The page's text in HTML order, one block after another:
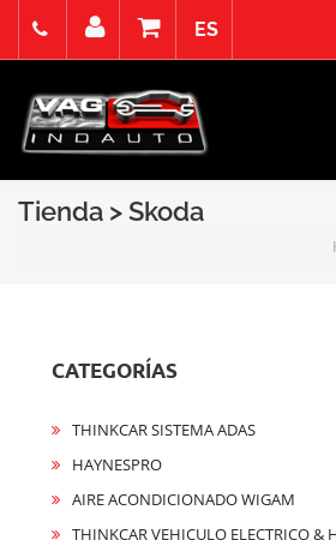
ES
Select Language▼ Viernes 7 Agosto
Acceso Registro
Tienda > Skoda
CATEGORÍAS
THINKCAR SISTEMA ADAS
HAYNESPRO
AIRE ACONDICIONADO WIGAM
THINKCAR VEHICULO ELECTRICO &